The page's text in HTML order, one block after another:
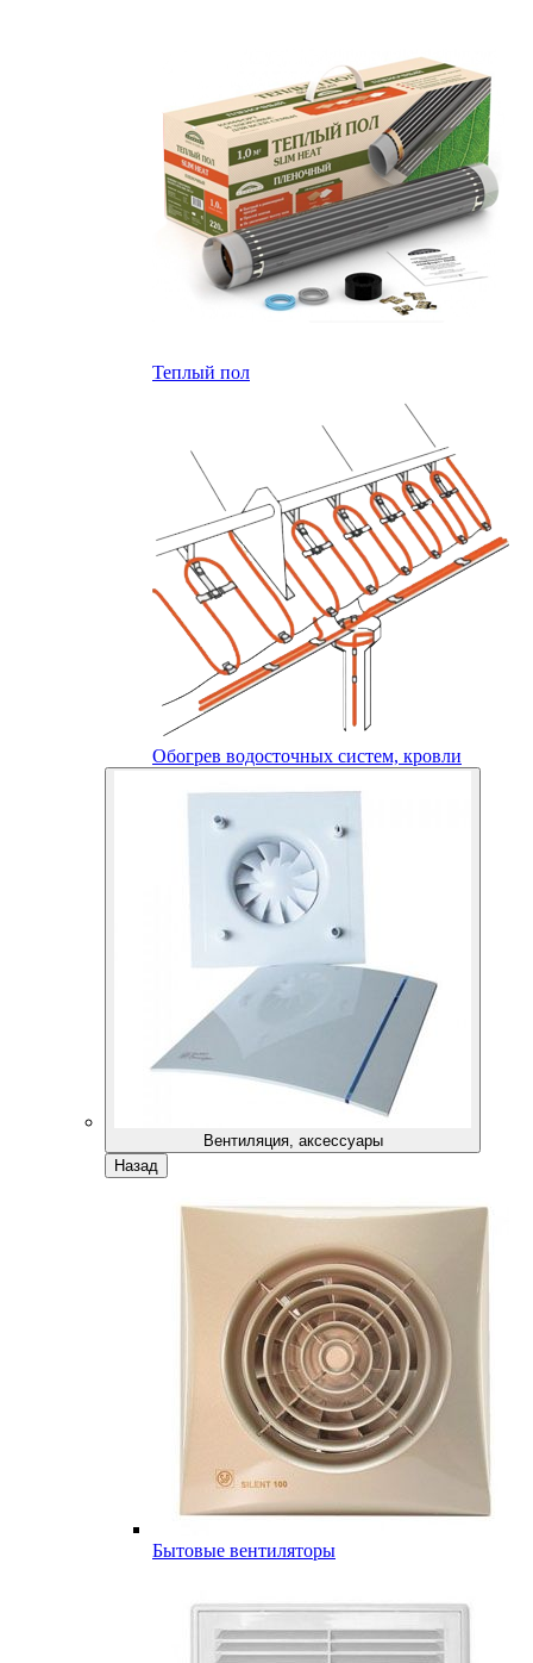
Теплый пол
Обогрев водосточных систем, кровли
Вентиляция, аксессуары
Назад
Бытовые вентиляторы